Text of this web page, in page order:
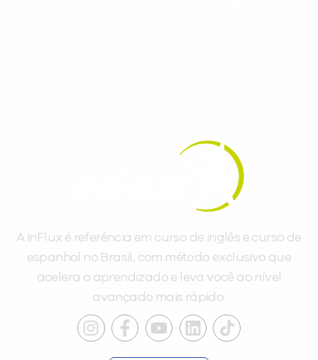
A inFlux é referência em curso de inglês e curso de
espanhol no Brasil, com método exclusivo que
acelera o aprendizado e leva você ao nível
avançado mais rápido.